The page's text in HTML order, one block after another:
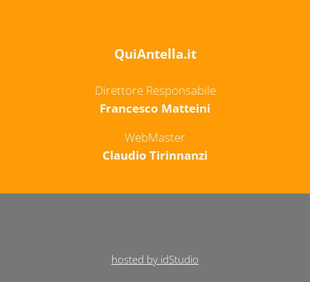
QuiAntella.it
Direttore Responsabile
Francesco Matteini
WebMaster
Claudio Tirinnanzi
hosted by idStudio